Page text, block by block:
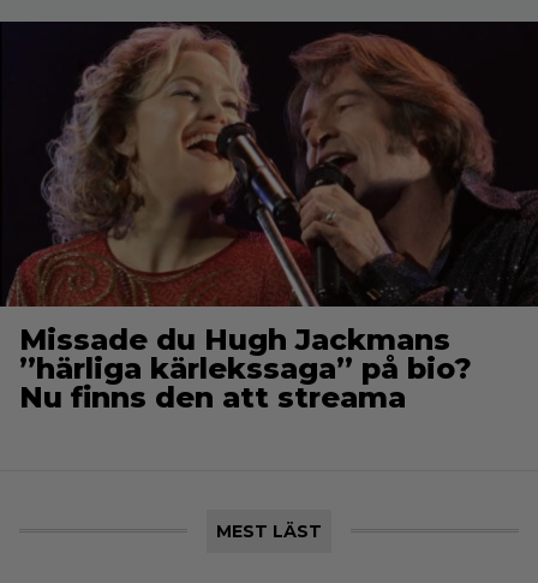
Missade du Hugh Jackmans
”härliga kärlekssaga” på bio?
Nu finns den att streama
MEST LÄST